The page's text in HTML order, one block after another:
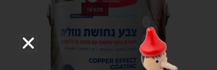
מבצע!